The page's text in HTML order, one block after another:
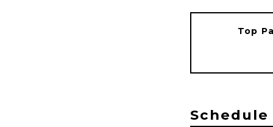
Top
Schedule